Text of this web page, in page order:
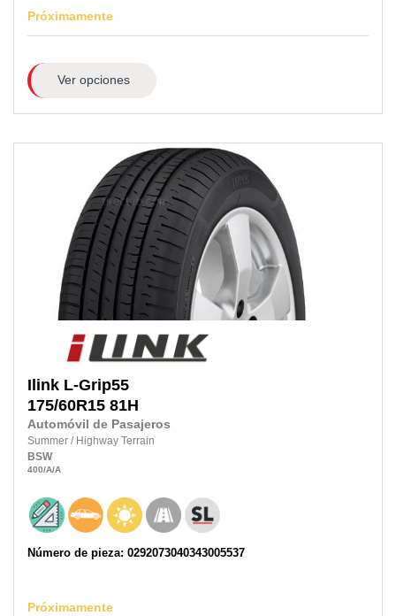
Próximamente
Ver opciones
Ilink L-Grip55
175/60R15 81H
Automóvil de Pasajeros
Summer / Highway Terrain
BSW
400/A/A
Número de pieza: 0292073040343005537
Próximamente